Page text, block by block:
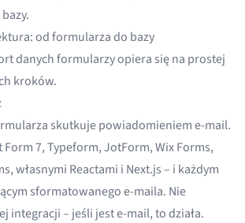
od formularza do bazy
danych formularzy opiera się na prostej
kroków.
skutkuje powiadomieniem e-mail.
Form 7, Typeform, JotForm, Wix Forms,
własnymi Reactami i Next.js – i każdym
sformatowanego e-maila. Nie
integracji – jeśli jest e-mail, to działa.